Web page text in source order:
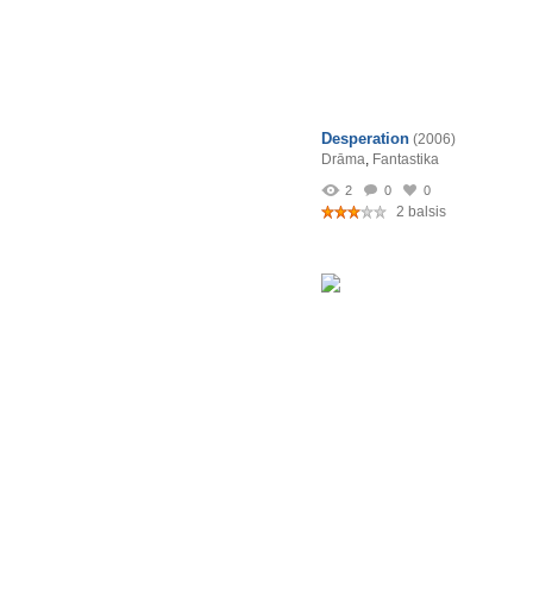
Desperation (2006)
Drāma, Fantastika
2 0 0
2 balsis